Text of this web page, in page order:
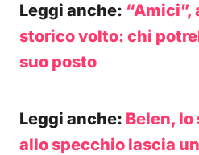
Leggi anche: “Amici”,
storico volto: chi
suo posto
Leggi anche: Belen,
allo specchio lascia